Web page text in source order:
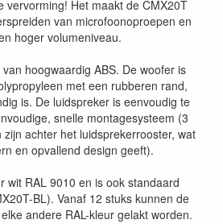
vervorming! Het maakt de CMX20T
van microfoonoproepen en
hoger volumeniveau.
hoogwaardig ABS. De woofer is
met een rubberen rand,
is. De luidspreker is eenvoudig te
snelle montagesysteem (3
achter het luidsprekerrooster, wat
en opvallend design geeft).
wit RAL 9010 en is ook standaard
BL). Vanaf 12 stuks kunnen de
andere RAL-kleur gelakt worden.